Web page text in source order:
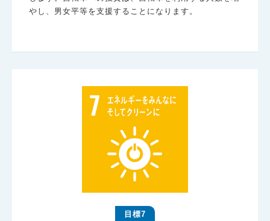
やし、男女平等を支援することになります。
目標7